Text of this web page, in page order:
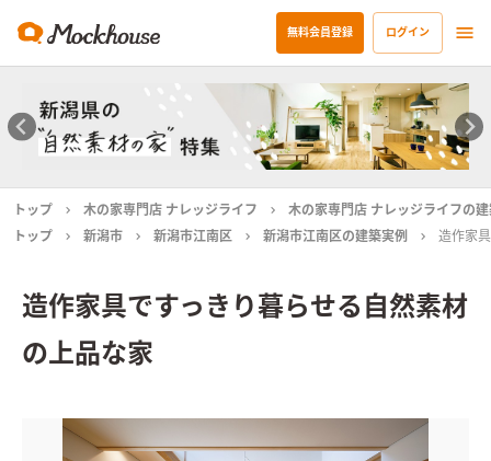
無料会員登録 ログイン
トップ 木の家専門店 ナレッジライフ
木の家専門店 ナレッジライフの
トップ
新潟市 新潟市江南区 新潟市江南区の建築実例 造作家
造作家具ですっきり暮らせる自然素材
の上品な家